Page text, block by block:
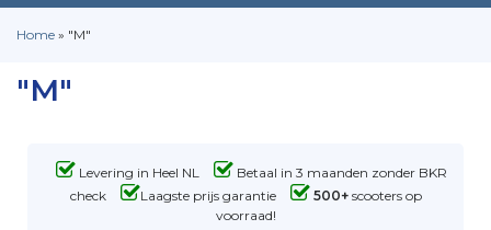
Home » "M"
"M"
Levering in Heel NL
Betaal in 3 maanden zonder BKR
check
Laagste prijs garantie 500+scooters op
voorraad!